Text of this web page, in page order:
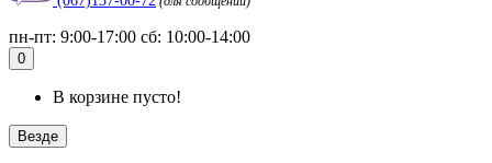
пн-пт: 9:00-17:00 сб: 10:00-14:00
0
В корзине пусто!
Везде